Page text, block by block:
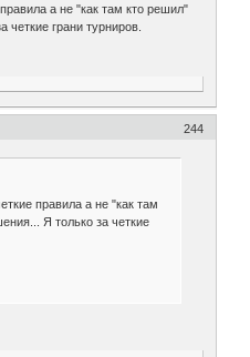
а не "как там кто решил"
грани турниров.
244
правила а не "как там
Я только за четкие